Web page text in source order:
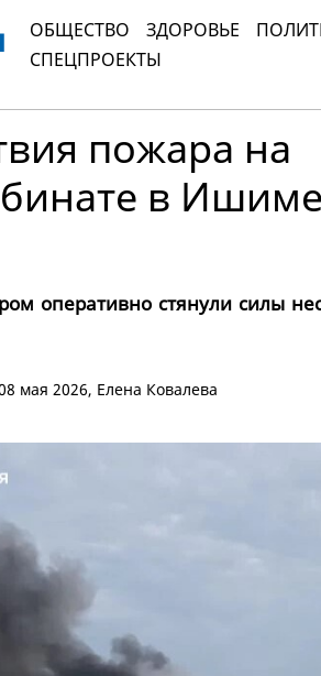
ОБЩЕСТВО ЗДОРОВЬЕ
СПЕЦПРОЕКТЫ
пожара на
в
оперативно стянули силы
мая 2026, Елена Ковалева